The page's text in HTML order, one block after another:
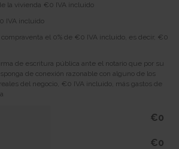
la vivienda €0 IVA incluido
IVA incluido
compraventa el 0% de €0 IVA incluido, es decir, €0
de escritura pública ante el notario que por su
de conexión razonable con alguno de los
del negocio, €0 IVA incluido, más gastos de
€0
€0